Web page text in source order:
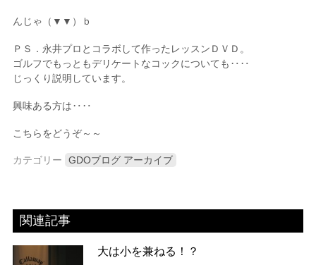
んじゃ（▼▼）ｂ
ＰＳ．永井プロとコラボして作ったレッスンＤＶＤ。
ゴルフでもっともデリケートなコックについても‥‥
じっくり説明しています。
興味ある方は‥‥
こちらをどうぞ～～
カテゴリー GDOブログ アーカイブ
関連記事
大は小を兼ねる！？